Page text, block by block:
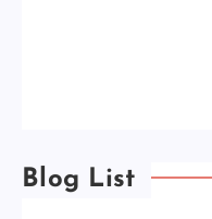
Blog List